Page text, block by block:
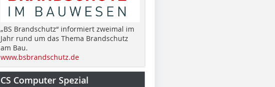
„BS Brandschutz“ informiert zweimal im
Jahr rund um das Thema Brandschutz
am Bau.
www.bsbrandschutz.de
CS Computer Spezial